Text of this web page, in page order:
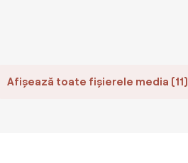
Afișează toate fișierele media (11)